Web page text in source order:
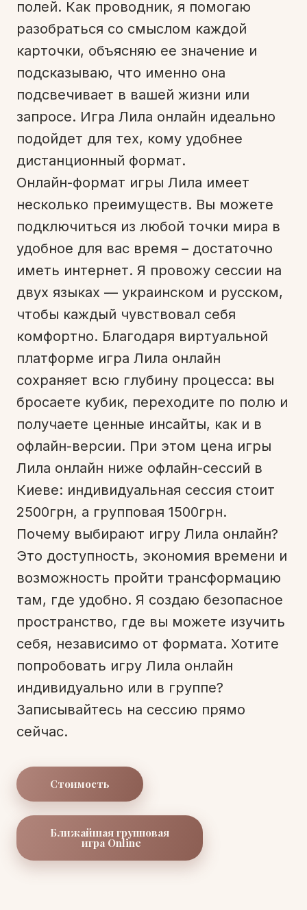
полей. Как проводник, я помогаю
разобраться со смыслом каждой
карточки, объясняю ее значение и
подсказываю, что именно она
подсвечивает в вашей жизни или
запросе. Игра Лила онлайн идеально
подойдет для тех, кому удобнее
дистанционный формат.
Онлайн-формат игры Лила имеет
несколько преимуществ. Вы можете
подключиться из любой точки мира в
удобное для вас время – достаточно
иметь интернет. Я провожу сессии на
двух языках — украинском и русском,
чтобы каждый чувствовал себя
комфортно. Благодаря виртуальной
платформе игра Лила онлайн
сохраняет всю глубину процесса: вы
бросаете кубик, переходите по полю и
получаете ценные инсайты, как и в
офлайн-версии. При этом цена игры
Лила онлайн ниже офлайн-сессий в
Киеве: индивидуальная сессия стоит
2500грн, а групповая 1500грн.
Почему выбирают игру Лила онлайн?
Это доступность, экономия времени и
возможность пройти трансформацию
там, где удобно. Я создаю безопасное
пространство, где вы можете изучить
себя, независимо от формата. Хотите
попробовать игру Лила онлайн
индивидуально или в группе?
Записывайтесь на сессию прямо
сейчас.
Стоимость
Ближайшая групповая
игра Online